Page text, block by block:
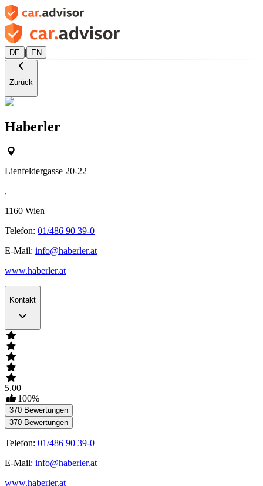
DE | EN
Zurück
Haberler
Lienfeldergasse 20-22
,
1160 Wien
Telefon: 01/486 90 39-0
E-Mail: info@haberler.at
www.haberler.at
Kontakt
5.00
100%
370 Bewertungen
370 Bewertungen
Telefon: 01/486 90 39-0
E-Mail: info@haberler.at
www.haberler.at